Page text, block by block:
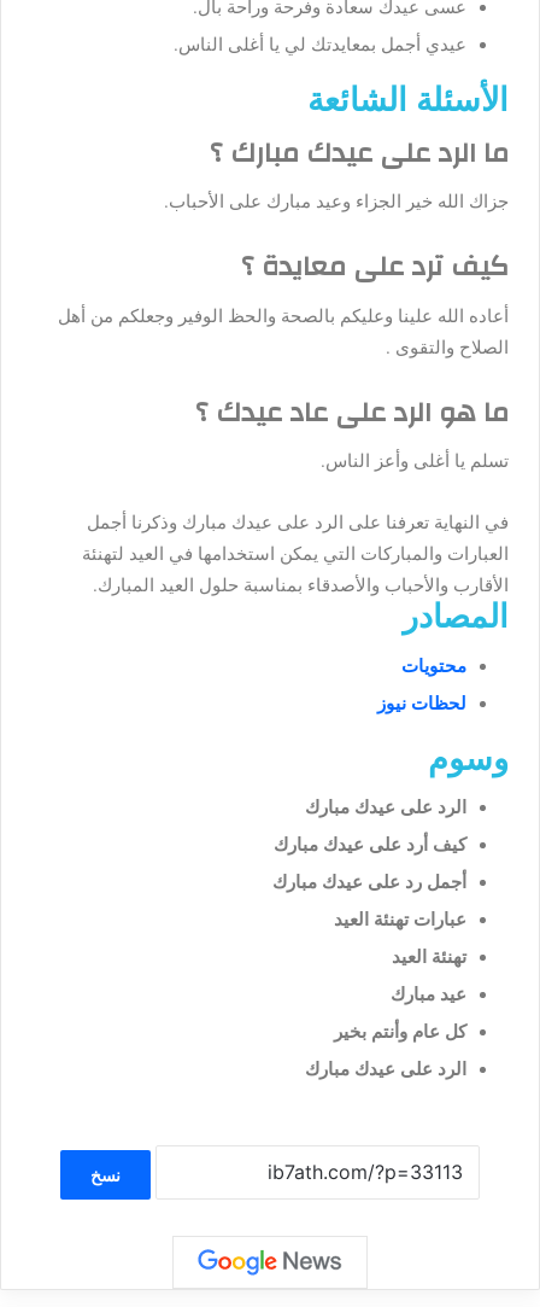
عسى عيدك سعادة وفرحة وراحة بال.
عيدي أجمل بمعايدتك لي يا أغلى الناس.
الأسئلة الشائعة
ما الرد على عيدك مبارك ؟
جزاك الله خير الجزاء وعيد مبارك على الأحباب.
كيف ترد على معايدة ؟
أعاده الله علينا وعليكم بالصحة والحظ الوفير وجعلكم من أهل
الصلاح والتقوى .
ما هو الرد على عاد عيدك ؟
تسلم يا أغلى وأعز الناس.
في النهاية تعرفنا على الرد على عيدك مبارك وذكرنا أجمل
العبارات والمباركات التي يمكن استخدامها في العيد لتهنئة
الأقارب والأحباب والأصدقاء بمناسبة حلول العيد المبارك.
المصادر
محتويات
لحظات نيوز
وسوم
الرد على عيدك مبارك
كيف أرد على عيدك مبارك
أجمل رد على عيدك مبارك
عبارات تهنئة العيد
تهنئة العيد
عيد مبارك
كل عام وأنتم بخير
الرد على عيدك مبارك
نسخ